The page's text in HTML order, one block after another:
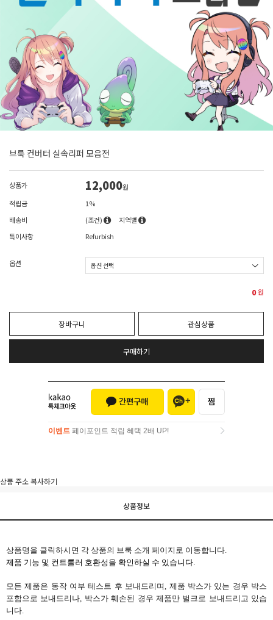
브룩 컨버터 실속리퍼 모음전
상품가 12,000원
적립금
1%
배송비
(조건)
지역별
특이사항
Refurbish
옵션
0원
장바구니 관심상품
구매하기
이벤트 페이포인트 적립 혜택 2배 UP!
상품 주소 복사하기
상품정보
상품명을 클릭하시면 각 상품의 브룩 소개 페이지로 이동합니다.
제품 기능 및 컨트롤러 호환성을 확인하실 수 있습니다.
모든 제품은 동작 여부 테스트 후 보내드리며, 제품 박스가 있는 경우 박스
포함으로 보내드리나, 박스가 훼손된 경우 제품만 벌크로 보내드리고 있습
니다.